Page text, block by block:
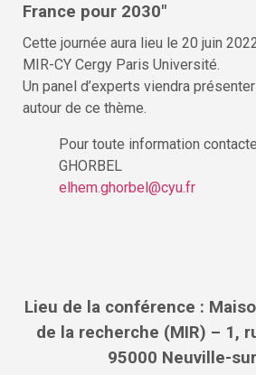
France pour 2030″
Cette journée aura lieu le 20 juin
MIR-CY Cergy Paris Université.
Un panel d’experts viendra
autour de ce thème.
Pour toute information
GHORBEL
elhem.ghorbel@cyu.fr
Lieu de la conférence :
de la recherche (MIR) – 1,
95000 Neuville-